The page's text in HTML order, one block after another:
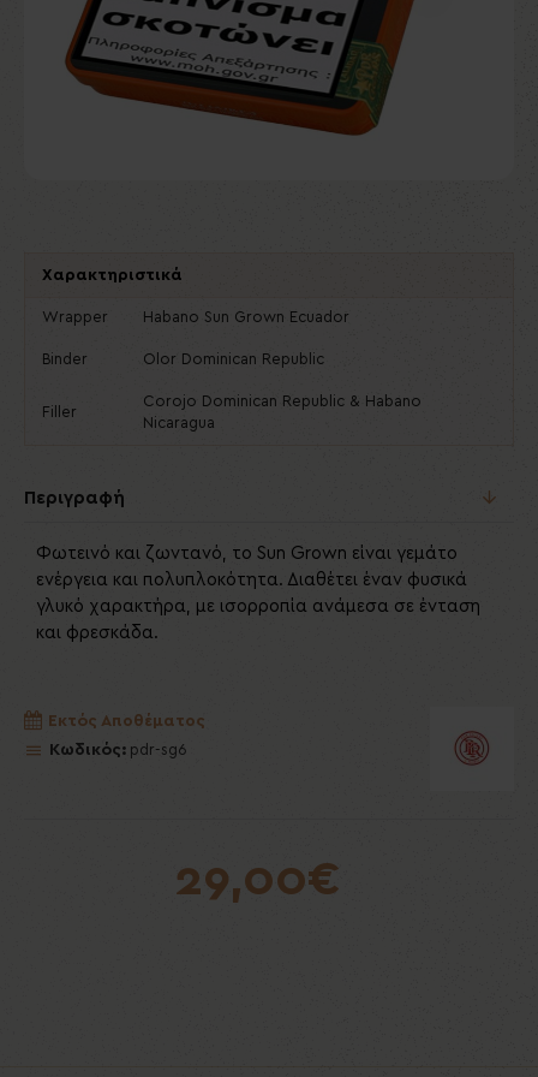
Χαρακτηριστικά
Wrapper Habano Sun Grown Ecuador
Binder Olor Dominican Republic
Filler
Corojo Dominican Republic & Habano
Nicaragua
Περιγραφή
Φωτεινό και ζωντανό, το Sun Grown είναι γεμάτο
ενέργεια και πολυπλοκότητα. Διαθέτει έναν φυσικά
γλυκό χαρακτήρα, με ισορροπία ανάμεσα σε ένταση
και φρεσκάδα.
29,00€
Εκτός Αποθέματος
Κωδικός: pdr-sg6